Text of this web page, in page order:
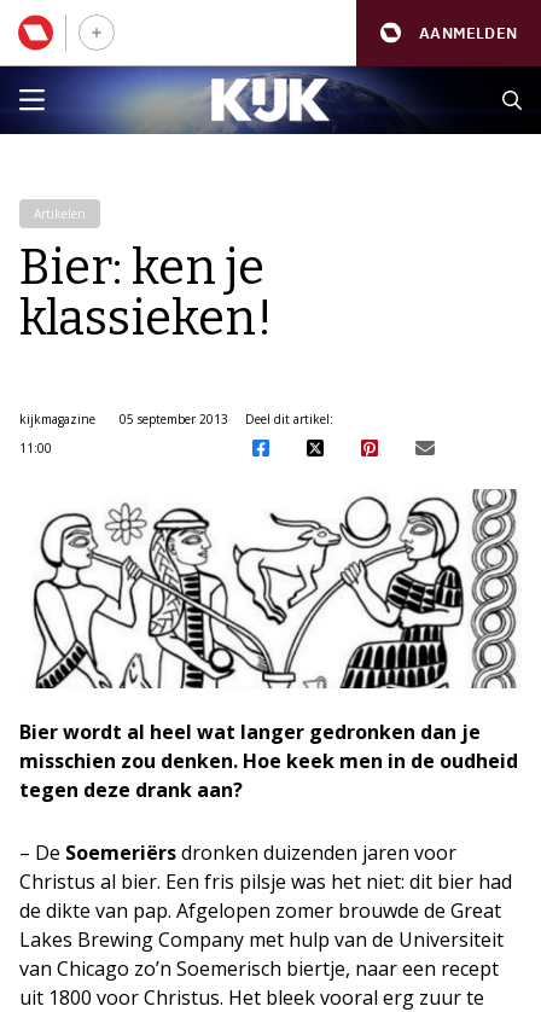
AANMELDEN
Artikelen
Bier: ken je
klassieken!
kijkmagazine
05 september 2013
11:00
Deel dit artikel:
Bier wordt al heel wat langer gedronken dan je
misschien zou denken. Hoe keek men in de oudheid
tegen deze drank aan?
– De Soemeriërsdronken duizenden jaren voor
Christus al bier. Een fris pilsje was het niet: dit bier had
de dikte van pap. Afgelopen zomer brouwde de Great
Lakes Brewing Company met hulp van de Universiteit
van Chicago zo’n Soemerisch biertje, naar een recept
uit 1800 voor Christus. Het bleek vooral erg zuur te